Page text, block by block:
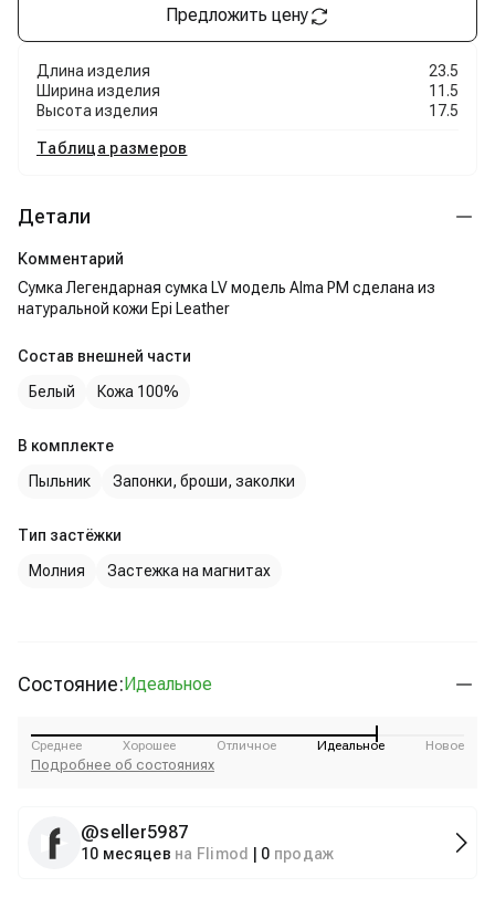
Предложить цену
Длина изделия
23.5
Ширина изделия
11.5
Высота изделия
17.5
Таблица размеров
Детали
Комментарий
Сумка Легендарная сумка LV модель Alma РМ сделана из
натуральной кожи Epi Leather
Состав внешней части
Белый
Кожа 100%
В комплекте
Пыльник
Запонки, броши, заколки
Тип застёжки
Молния
Застежка на магнитах
Состояние:Идеальное
Среднее Хорошее Отличное Идеальное Новое
Подробнее об состояниях
@seller5987
10 месяцев на Flimod 0 продаж